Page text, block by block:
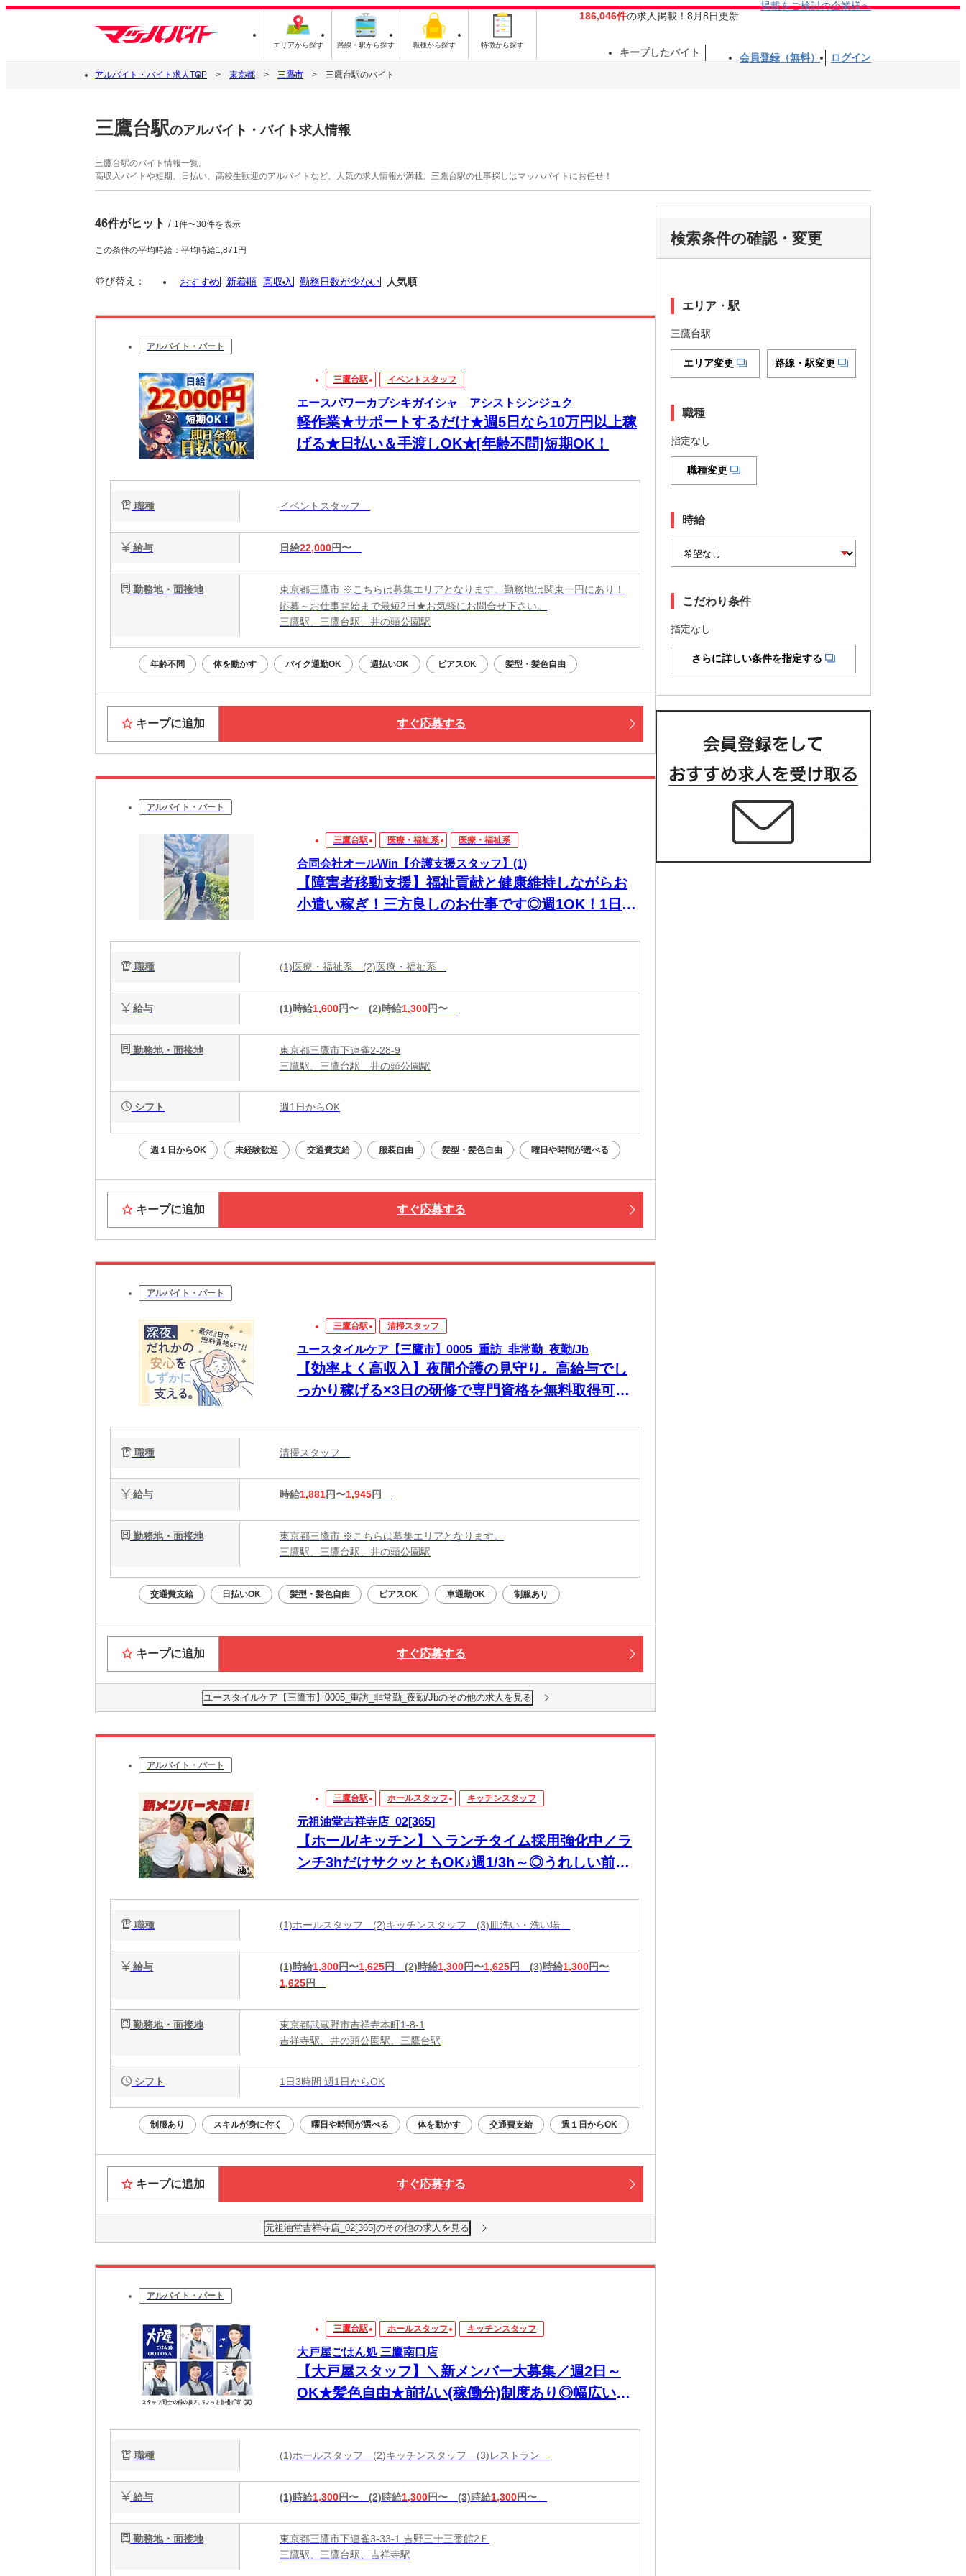
エリアから探す 路線・駅から探す 職種から探す 特徴から探す
186,046件の求人掲載！8月8日更新
掲載をご検討の企業様へ
キープしたバイト 会員登録（無料） ログイン
アルバイト・バイト求人TOP 東京都 三鷹市 三鷹台駅のバイト
三鷹台駅のアルバイト・バイト求人情報
三鷹台駅のバイト情報一覧。
高収入バイトや短期、日払い、高校生歓迎のアルバイトなど、人気の求人情報が満載。三鷹台駅の仕事探しはマッハバイトにお任せ！
46件がヒット / 1件〜30件を表示
この条件の平均時給：平均時給1,871円
並び替え： おすすめ 新着順 高収入 勤務日数が少ない 人気順
アルバイト・パート
三鷹台駅 イベントスタッフ
エースパワーカブシキガイシャ アシストシンジュク
軽作業★サポートするだけ★週5日なら10万円以上稼
げる★日払い＆手渡しOK★[年齢不問]短期OK！
職種 イベントスタッフ
給与 日給22,000円〜
勤務地・面接地
東京都三鷹市 ※こちらは募集エリアとなります。勤務地は関東一円にあり！
応募～お仕事開始まで最短2日★お気軽にお問合せ下さい。
三鷹駅、三鷹台駅、井の頭公園駅
年齢不問 体を動かす バイク通勤OK 週払いOK ピアスOK 髪型・髪色自由
キープに追加 すぐ応募する
アルバイト・パート
三鷹台駅 医療・福祉系 医療・福祉系
合同会社オールWin【介護支援スタッフ】(1)
【障害者移動支援】福祉貢献と健康維持しながらお
小遣い稼ぎ！三方良しのお仕事です◎週1OK！1日30
職種 (1)医療・福祉系 (2)医療・福祉系
給与 (1)時給1,600円〜 (2)時給1,300円〜
勤務地・面接地
東京都三鷹市下連雀2-28-9
三鷹駅、三鷹台駅、井の頭公園駅
シフト 週1日からOK
週１日からOK 未経験歓迎 交通費支給 服装自由 髪型・髪色自由 曜日や時間が選べる
キープに追加 すぐ応募する
アルバイト・パート
三鷹台駅 清掃スタッフ
ユースタイルケア【三鷹市】0005_重訪_非常勤_夜勤/Jb
【効率よく高収入】夜間介護の見守り。高給与でし
っかり稼げる×3日の研修で専門資格を無料取得可
職種 清掃スタッフ
給与 時給1,881円〜1,945円
勤務地・面接地
東京都三鷹市 ※こちらは募集エリアとなります。
三鷹駅、三鷹台駅、井の頭公園駅
交通費支給 日払いOK 髪型・髪色自由 ピアスOK 車通勤OK 制服あり
キープに追加 すぐ応募する
ユースタイルケア【三鷹市】0005_重訪_非常勤_夜勤/Jbのその他の求人を見る
アルバイト・パート
三鷹台駅 ホールスタッフ キッチンスタッフ
元祖油堂吉祥寺店_02[365]
【ホール/キッチン】＼ランチタイム採用強化中／ラ
ンチ3hだけサクッともOK♪週1/3h～◎うれしい前払
職種 (1)ホールスタッフ (2)キッチンスタッフ (3)皿洗い・洗い場
給与 (1)時給1,300円〜1,625円 (2)時給1,300円〜1,625円 (3)時給1,300円〜
1,625円
勤務地・面接地
東京都武蔵野市吉祥寺本町1-8-1
吉祥寺駅、井の頭公園駅、三鷹台駅
シフト 1日3時間 週1日からOK
制服あり スキルが身に付く 曜日や時間が選べる 体を動かす 交通費支給 週１日からOK
キープに追加 すぐ応募する
元祖油堂吉祥寺店_02[365]のその他の求人を見る
アルバイト・パート
三鷹台駅 ホールスタッフ キッチンスタッフ
大戸屋ごはん処 三鷹南口店
【大戸屋スタッフ】＼新メンバー大募集／週2日～
OK★髪色自由★前払い(稼働分)制度あり◎幅広い年
職種 (1)ホールスタッフ (2)キッチンスタッフ (3)レストラン
給与 (1)時給1,300円〜 (2)時給1,300円〜 (3)時給1,300円〜
勤務地・面接地
東京都三鷹市下連雀3-33-1 吉野三十三番館2Ｆ
三鷹駅、三鷹台駅、吉祥寺駅
検索条件の確認・変更
エリア・駅
三鷹台駅
エリア変更 路線・駅変更
職種
指定なし
職種変更
時給
こだわり条件
指定なし
さらに詳しい条件を指定する